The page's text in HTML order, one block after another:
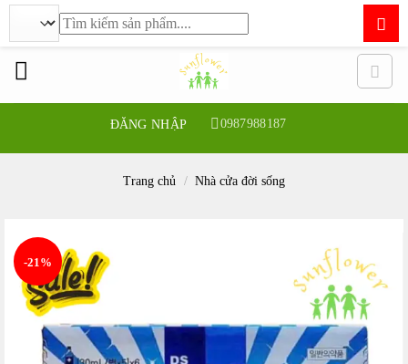
ĐĂNG NHẬP 0987988187
Tìm
kiếm:
Trang chủ / Nhà cửa đời sống
-21%